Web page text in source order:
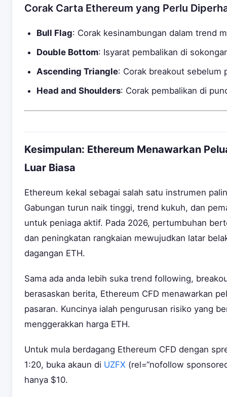
Corak Carta Ethereum yang Perlu
Bull Flag: Corak kesinambungan dalam trend
Double Bottom: Isyarat pembalikan di
Ascending Triangle: Corak breakout sebelum
Head and Shoulders: Corak pembalikan di
Kesimpulan: Ethereum Menawarkan
Luar Biasa
Ethereum kekal sebagai salah satu instrumen
Gabungan turun naik tinggi, trend kukuh, dan
untuk peniaga aktif. Pada 2026, pertumbuhan
dan peningkatan rangkaian mewujudkan latar
dagangan ETH.
Sama ada anda lebih suka trend following,
berasaskan berita, Ethereum CFD menawarkan
pasaran. Kuncinya ialah pengurusan risiko yang
menggerakkan harga ETH.
Untuk mula berdagang Ethereum CFD dengan
1:20, buka akaun di UZFX (rel=“nofollow
hanya $10.